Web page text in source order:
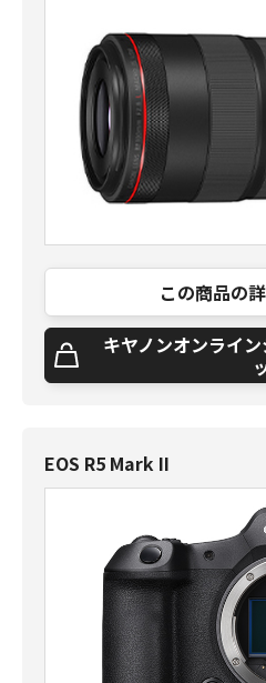
この商品の
キヤノンオンライ
EOS R5 Mark II